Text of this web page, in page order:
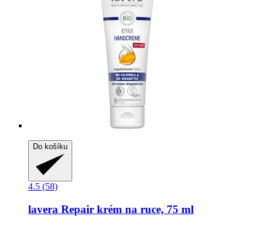
Do košíku
4.5 (58)
lavera Repair krém na ruce, 75 ml